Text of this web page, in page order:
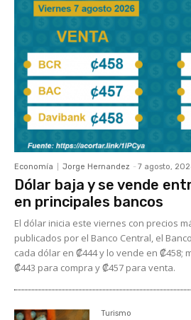
Economía Jorge Hernandez - 7 agosto,
Dólar baja y se vende
en principales bancos
El dólar inicia este viernes con precios
publicados por el Banco Central, el
cada dólar en ₡444 y lo vende en ₡458;
₡443 para compra y ₡457 para venta.
Turismo